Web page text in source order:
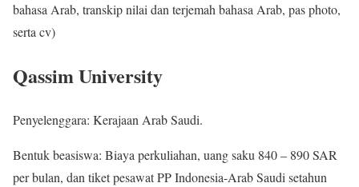
bahasa Arab, transkip nilai dan terjemah bahasa Arab, pas photo,
serta cv)
Qassim University
Penyelenggara: Kerajaan Arab Saudi.
Bentuk beasiswa: Biaya perkuliahan, uang saku 840 – 890 SAR
per bulan, dan tiket pesawat PP Indonesia-Arab Saudi setahun